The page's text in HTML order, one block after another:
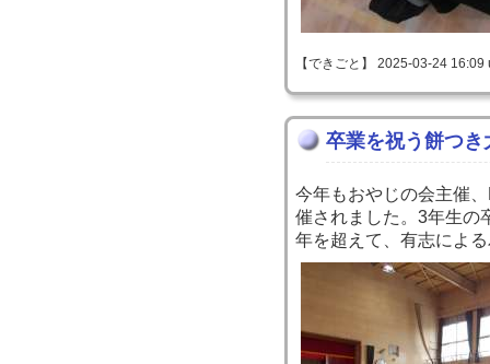
【できごと】 2025-03-24
卒業を祝う餅つき
今年もおやじの会主催
催されました。3年生の
年を超えて、有志によ